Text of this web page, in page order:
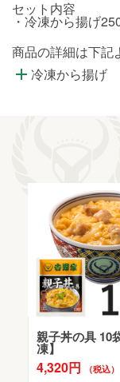
セット内容
・冷凍から揚げ
商品の詳細は下記
冷凍から揚げ
親子丼の具 10
凍】
4,320円 （税込）